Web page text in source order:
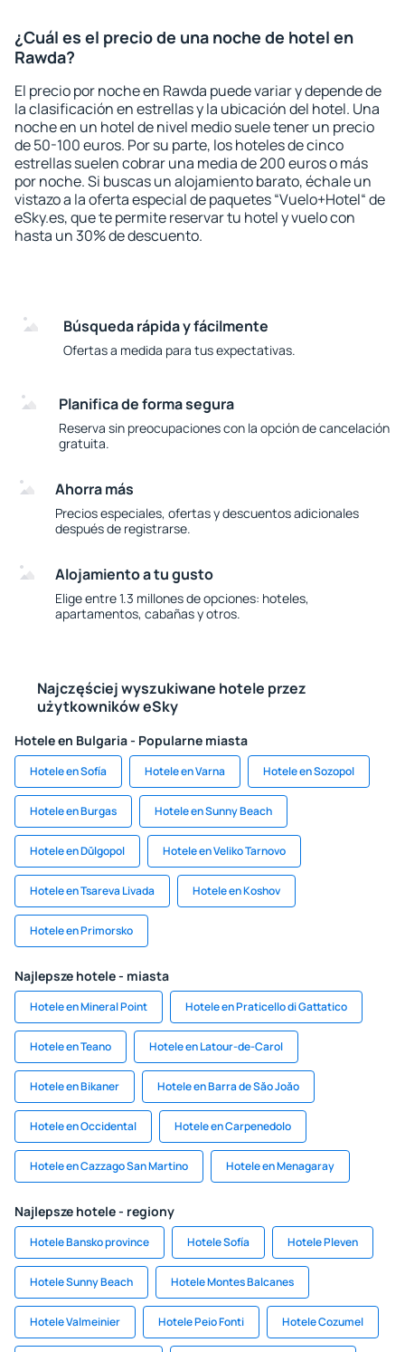
¿Cuál es el precio de una noche de hotel en
Rawda?
El precio por noche en Rawda puede variar y depende de
la clasificación en estrellas y la ubicación del hotel. Una
noche en un hotel de nivel medio suele tener un precio
de 50-100 euros. Por su parte, los hoteles de cinco
estrellas suelen cobrar una media de 200 euros o más
por noche. Si buscas un alojamiento barato, échale un
vistazo a la oferta especial de paquetes “Vuelo+Hotel“ de
eSky.es, que te permite reservar tu hotel y vuelo con
hasta un 30% de descuento.
Búsqueda rápida y fácilmente
Ofertas a medida para tus expectativas.
Planifica de forma segura
Reserva sin preocupaciones con la opción de cancelación
gratuita.
Ahorra más
Precios especiales, ofertas y descuentos adicionales
después de registrarse.
Alojamiento a tu gusto
Elige entre 1.3 millones de opciones: hoteles,
apartamentos, cabañas y otros.
Najczęściej wyszukiwane hotele przez
użytkowników eSky
Hotele en Bulgaria - Popularne miasta
Hotele en Sofía Hotele en Varna Hotele en Sozopol
Hotele en Burgas Hotele en Sunny Beach
Hotele en Dŭlgopol Hotele en Veliko Tarnovo
Hotele en Tsareva Livada Hotele en Koshov
Hotele en Primorsko
Najlepsze hotele - miasta
Hotele en Mineral Point Hotele en Praticello di Gattatico
Hotele en Teano Hotele en Latour-de-Carol
Hotele en Bikaner Hotele en Barra de Săo Joăo
Hotele en Occidental Hotele en Carpenedolo
Hotele en Cazzago San Martino Hotele en Menagaray
Najlepsze hotele - regiony
Hotele Bansko province Hotele Sofía Hotele Pleven
Hotele Sunny Beach Hotele Montes Balcanes
Hotele Valmeinier Hotele Peio Fonti Hotele Cozumel